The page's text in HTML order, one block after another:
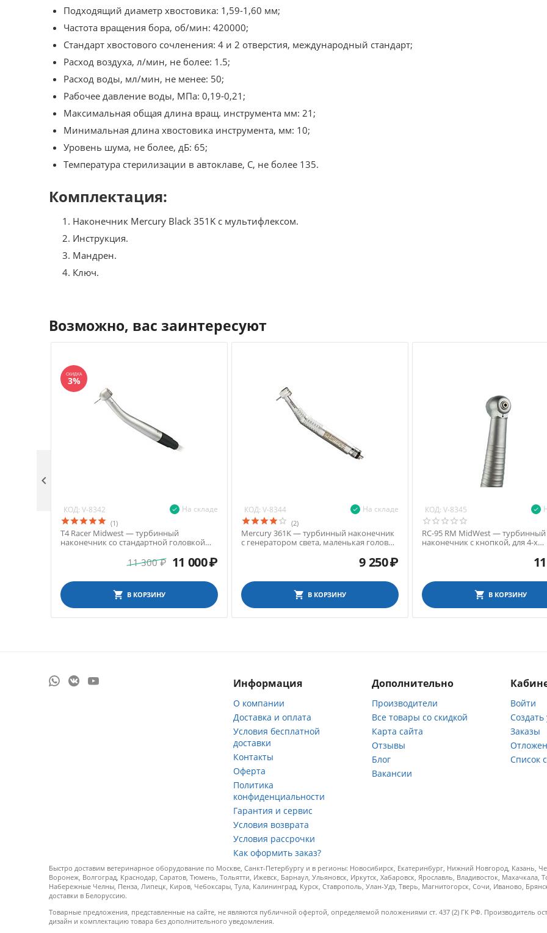
Подходящий диаметр хвостовика: 1,59-1,60 мм;
Частота вращения бора, об/мин: 420000;
Стандарт хвостового сочленения: 4 и 2 отверстия, международный стандарт;
Расход воздуха, л/мин, не более: 1.5;
Расход воды, мл/мин, не менее: 50;
Рабочее давление воды, МПа: 0,19-0,21;
Максимальная общая длина вращ. инструмента мм: 21;
Минимальная длина хвостовика инструмента, мм: 10;
Уровень шума, не более, дБ: 65;
Температура стерилизации в автоклаве, С, не более 135.
Комплектация:
Наконечник Mercury Black 351K с мультифлексом.
Инструкция.
Мандрен.
Ключ.
Возможно, вас заинтересуют
СКИДКА
3%
КОД: V-8342 На складе
(1)
T4 Racer Midwest — турбинный
наконечник со стандартной головкой
11 300 ₽ 11 000₽
В КОРЗИНУ
КОД: V-8344 На складе
(2)
Mercury 361K — турбинный наконечник
с генератором света, маленькая головка
9 250₽
В КОРЗИНУ
КОД: V-8345
RC-95 RM MidWest — турбинный
наконечник с кнопкой, для 4-х
В КОРЗИНУ

Информация
О компании
Доставка и оплата
Условия бесплатной
доставки
Контакты
Оферта
Политика
конфиденциальности
Гарантия и сервис
Условия возврата
Условия рассрочки
Как оформить заказ?
Дополнительно
Производители
Все товары со скидкой
Карта сайта
Отзывы
Блог
Вакансии
Войти
Заказы
Список
Быстро доставим ветеринарное оборудование по Москве, Санкт-Петербургу и в регионы: Новосибирск, Екатеринбург, Нижний Новгород, Казань,
Воронеж, Волгоград, Краснодар, Саратов, Тюмень, Тольятти, Ижевск, Барнаул, Ульяновск, Иркутск, Хабаровск, Ярославль, Владивосток,
Набережные Челны, Пенза, Липецк, Киров, Чебоксары, Тула, Калининград, Курск, Ставрополь, Улан-Удэ, Тверь, Магнитогорск, Сочи, Иваново,
доставки в Белоруссию.
Товарные предложения, представленные на сайте, не являются публичной офертой, определяемой положениями ст. 437 (2) ГК РФ. Производитель
дизайн и комплектацию товара без дополнительного уведомления.